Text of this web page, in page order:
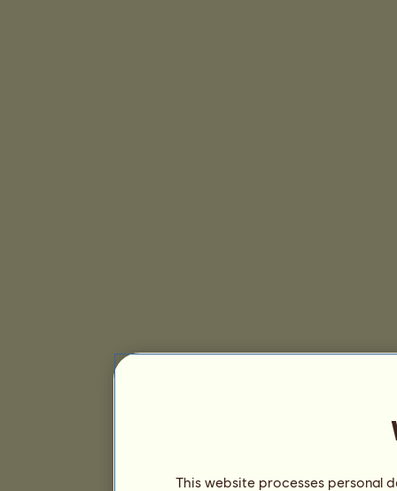
This website processes personal